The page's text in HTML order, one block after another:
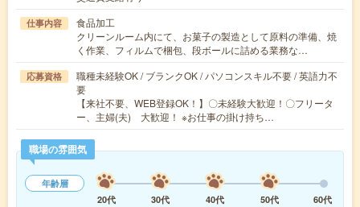
仕事内容
食品加工
クリーンルーム内にて、お菓子の製造として原料の準備、焼
く作業、フィルムで梱包、段ボールに詰める業務な…
応募資格
職種未経験OK / ブランクOK / パソコンスキル不要 / 英語力不
要
【来社不要、WEB登録OK！】〇未経験大歓迎！〇フリータ
ー、主婦(夫) 大歓迎！ ※お仕事の掛け持ち…
職場の雰囲気
年齢層
20代
30代 40代 50代 60代